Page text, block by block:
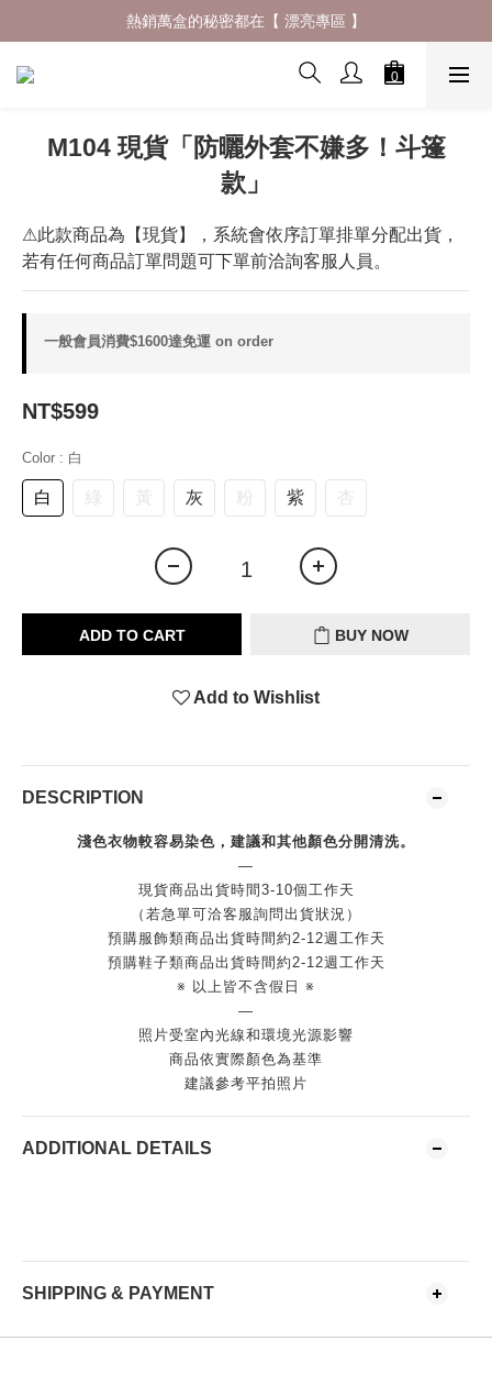
什麼材質穿了會一直想回購 ? 夏日防曬體驗再升級✨
熱銷萬盒的秘密都在【 漂亮專區 】
什麼材質穿了會一直想回購 ? 夏日防曬體驗再升級✨
M104 現貨「防曬外套不嫌多！⽃篷
款」
⚠此款商品為【現貨】，系統會依序訂單排單分配出貨，
若有任何商品訂單問題可下單前洽詢客服人員。
一般會員消費$1600達免運 on order
NT$599
Color : 白
白 綠 黃 灰 粉 紫 杏
ADD TO CART BUY NOW
Add to Wishlist
DESCRIPTION
淺色衣物較容易染色，建議和其他顏色分開清洗。
—
現貨商品出貨時間3-10個工作天
（若急單可洽客服詢問出貨狀況）
預購服飾類商品出貨時間約2-12週工作天
預購鞋子類商品出貨時間約2-12週工作天
※ 以上皆不含假日 ※
—
照片受室內光線和環境光源影響
商品依實際顏色為基準
建議參考平拍照片
ADDITIONAL DETAILS
SHIPPING & PAYMENT